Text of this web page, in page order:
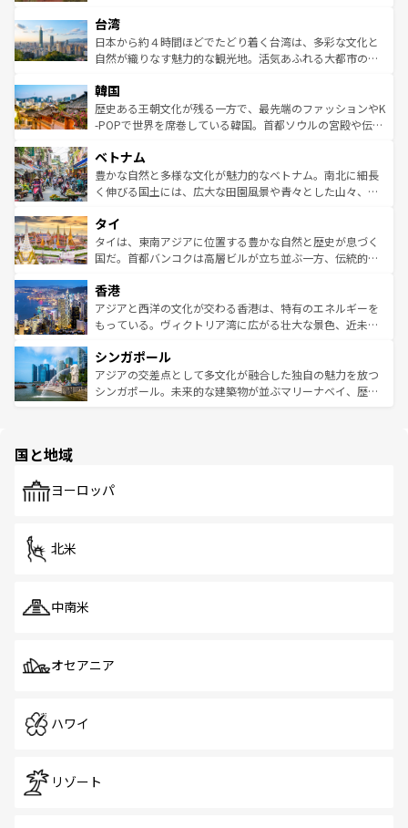
ならではの贅沢な旅のスタイルだ。 なお、新着のアメリカ
情報はコンテンツ一覧を参照してほしい。
れるおもてなしの心で訪れる人々を迎えてくれるハワイの
人々、おいしいローカルフードやハワイアンミュージッ
ク、伝統的なフラダンスなど、すべてがハワイの魅力を彩
ワイを、存分に味わってほしい。 なお、新着のハワイ情報
はコンテンツ一覧を参照してほしい。
リアリーフや大陸中央部にそびえるウルル（エアーズロッ
ク）、タスマニアの美しい原生林やケアンズの熱帯雨林な
ど、見どころがたくさん。また、カフェやワイン、オージ
いる。アクティビティも充実しており、サーフィンやダイ
ビング、ハイキングなど、アウトドア好きにはたまらな
い。オーストラリアの多彩な魅力を存分に味わいつくそ
参照してほしい。
台湾
日本から約４時間ほどでたどり着く台湾は、多彩な文化と
自然が織りなす魅力的な観光地。活気あふれる大都市の台
ン）、静ひつな山岳地帯である台湾東部など、都市の喧騒
と山間の静けさが共存しており、訪れる人に新しい発見と
驚きをもたらしてくれる。また、奥深い台湾の食文化も魅
容にもいいと評判のスイーツなど、バラエティ豊かな料理
が味わえる。 なお、新着の台湾情報は コンテンツ一覧を参
照してほしい。
韓国
歴史ある王朝文化が残る一方で、最先端のファッションやK
-POPで世界を席巻している韓国。首都ソウルの宮殿や伝統
き、地方に足を延ばせば四季折々の自然美を楽しむことが
できる。そして、キムチや焼肉、絶品のストリートフード
まで、さまざまな韓国料理が待っている。夜には、韓国な
リティに包まれながら、韓国の多彩な魅力を心ゆくまで味
わってみてほしい。 なお、新着の韓国情報はコンテンツ一
覧を参照してほしい。
ベトナム
豊かな自然と多様な文化が魅力的なベトナム。南北に細長
く伸びる国土には、広大な田園風景や青々とした山々、世
急速な発展と共に伝統が息づく。ハノイの古い町並みやホ
ーチミン市のフランス統治時代の建物も、独特の雰囲気を
醸し出している。また、バラエティの豊かさとおいしさで
とつ。フォーやバインミー、ベトナムコーヒーなどは、ぜ
ひ現地で味わいたい。どの地域を訪れてもあたたかい人々
が旅行者を迎えてくれるので、きっと忘れられない旅にな
参照してほしい。
タイ
タイは、東南アジアに位置する豊かな自然と歴史が息づく
国だ。首都バンコクは高層ビルが立ち並ぶ一方、伝統的な
の活気が交差している。北部ではチェンマイなどの山岳地
帯で自然と触れ合い、南部ではプーケットやクラビの美し
いビーチでリゾート気分を楽しむことができる。タイ料理
激する。気候は一年中温暖で、どの季節にも異なる楽しみ
が待っている。親しみやすいタイの人々、仏教を中心とし
た文化、そして多様な観光資源が、訪れる旅人を魅了し続
香港
アジアと西洋の文化が交わる香港は、特有のエネルギーを
もっている。ヴィクトリア湾に広がる壮大な景色、近未来
み、どこを訪れても感動するはず。観光スポットが密集し
ており、効率よく見どころを回れるのも魅力。息をのむよ
うな絶景から文化的な体験まで、香港を存分に楽しみ尽く
シンガポール
アジアの交差点として多文化が融合した独自の魅力を放つ
シンガポール。未来的な建築物が並ぶマリーナベイ、歴史
で、ホーカーズは地元の風情を楽しめる外せないスポット
国と地域
ヨーロッパ
北米
中南米
オセアニア
ハワイ
リゾート